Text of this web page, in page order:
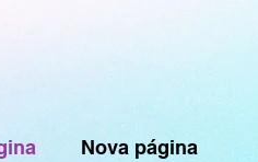
Nova página